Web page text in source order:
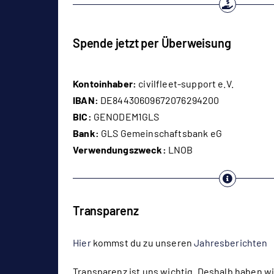
Spende jetzt per Überweisung
Kontoinhaber: civilfleet-support e.V.
IBAN: DE84430609672076294200
BIC: GENODEM1GLS
Bank: GLS Gemeinschaftsbank eG
Verwendungszweck: LNOB
Transparenz
Hierkommst du zu unserenJahresberichten
Transparenz ist uns wichtig. Deshalb haben